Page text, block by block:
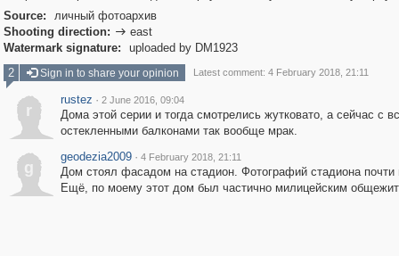
Source:
личный фотоархив
Shooting direction:  east
Watermark signature:
uploaded by DM1923
2
Sign in to share your opinion Latest comment: 4 February 2018, 21:11
r
rustez · 2 June 2016, 09:04
Дома этой серии и тогда смотрелись жутковато, а сейчас с
остекленными балконами так вообще мрак.
g
geodezia2009 · 4 February 2018, 21:11
Дом стоял фасадом на стадион. Фотографий стадиона почти
Ещё, по моему этот дом был частично милицейским